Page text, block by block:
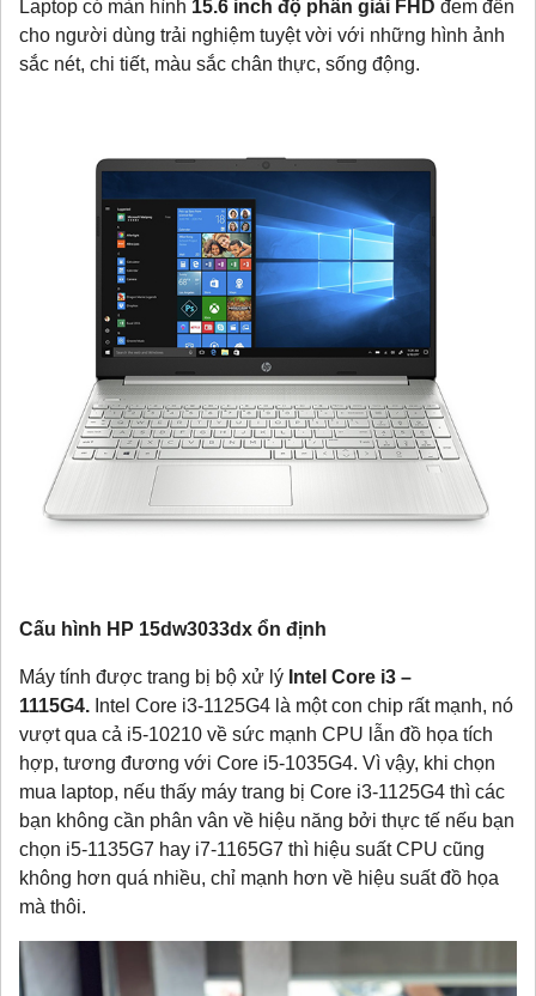
Laptop có màn hình 15.6 inch độ phân giải FHD đem đến
cho người dùng trải nghiệm tuyệt vời với những hình ảnh
sắc nét, chi tiết, màu sắc chân thực, sống động.
Cấu hình HP 15dw3033dx ổn định
Máy tính được trang bị bộ xử lý Intel Core i3 –
1115G4. Intel Core i3-1125G4 là một con chip rất mạnh, nó
vượt qua cả i5-10210 về sức mạnh CPU lẫn đồ họa tích
hợp, tương đương với Core i5-1035G4. Vì vậy, khi chọn
mua laptop, nếu thấy máy trang bị Core i3-1125G4 thì các
bạn không cần phân vân về hiệu năng bởi thực tế nếu bạn
chọn i5-1135G7 hay i7-1165G7 thì hiệu suất CPU cũng
không hơn quá nhiều, chỉ mạnh hơn về hiệu suất đồ họa
mà thôi.